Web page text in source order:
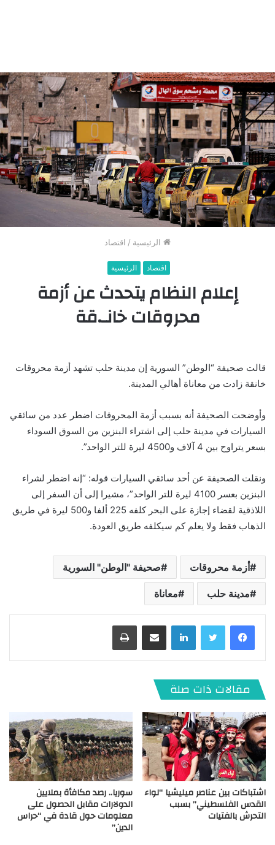
الرئيسية / اقتصاد
اقتصاد الرئيسية
إعلام النظام يتحدث عن أزمة
محروقات خانـ.قة
قالت صحيفة “الوطن” السورية إن مدينة حلب تشهد أزمة محروقات
خانقة زادت من معاناة أهالي المدينة.
وأوضحت الصحيفة أنه بسبب أزمة المحروقات اضطر عدد من سائقي
السيارات في مدينة حلب إلى اشتراء البنزين من السوق السوداء
بسعر يتراوح بين 4 آلاف و4500 ليرة للتر الواحد”.
ونقلت الصحيفة عن أحد سائقي السيارات قوله: “إنه اضطر لشراء
البنزين بعسر 4100 ليرة للتر الواحد”، مشيرا إلى أن السفر إلى
اللاذقية لقضاء إجازة على البحر كلفه 225 ألفا و500 ليرة في طريق
الذهاب فقط ولا يعلم كم سيكلفه طريق العودة.
أزمة محروقات صحيفة "الوطن" السورية
مدينة حلب معاناة
لينكدإن
مقالات ذات صلة
اشتباكات بين عناصر ميليشيا “لواء
القدس الفلسطيني” بسبب
التحرش بالفتيات
سوريا.. رصد مكافأة بملايين
الدولارات مقابل الحصول على
معلومات حول قادة في “حراس
الدين”